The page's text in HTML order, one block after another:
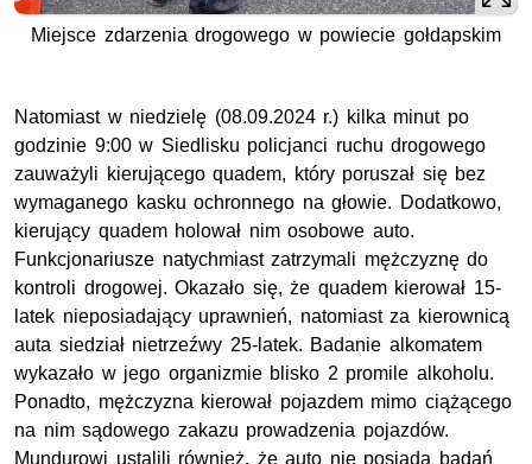
Miejsce zdarzenia drogowego w powiecie gołdapskim
Natomiast w niedzielę (08.09.2024 r.) kilka minut po
godzinie 9:00 w Siedlisku policjanci ruchu drogowego
zauważyli kierującego quadem, który poruszał się bez
wymaganego kasku ochronnego na głowie. Dodatkowo,
kierujący quadem holował nim osobowe auto.
Funkcjonariusze natychmiast zatrzymali mężczyznę do
kontroli drogowej. Okazało się, że quadem kierował 15-
latek nieposiadający uprawnień, natomiast za kierownicą
auta siedział nietrzeźwy 25-latek. Badanie alkomatem
wykazało w jego organizmie blisko 2 promile alkoholu.
Ponadto, mężczyzna kierował pojazdem mimo ciążącego
na nim sądowego zakazu prowadzenia pojazdów.
Mundurowi ustalili również, że auto nie posiada badań